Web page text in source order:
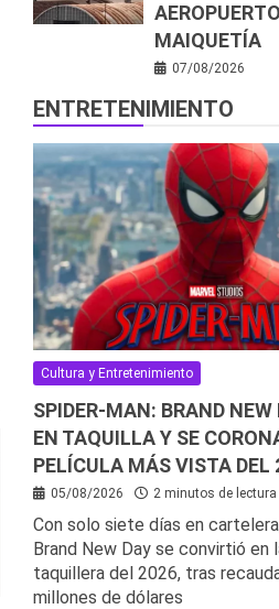
MAIQUETÍA
07/08/2026
ENTRETENIMIENTO
Cultura y Entretenimiento
SPIDER-MAN: BRAND NEW
EN TAQUILLA Y SE
PELÍCULA MÁS VISTA DEL
05/08/2026 2 minutos de lectura
Con solo siete días en
Brand New Day se convirtió en
taquillera del 2026, tras
millones de dólares